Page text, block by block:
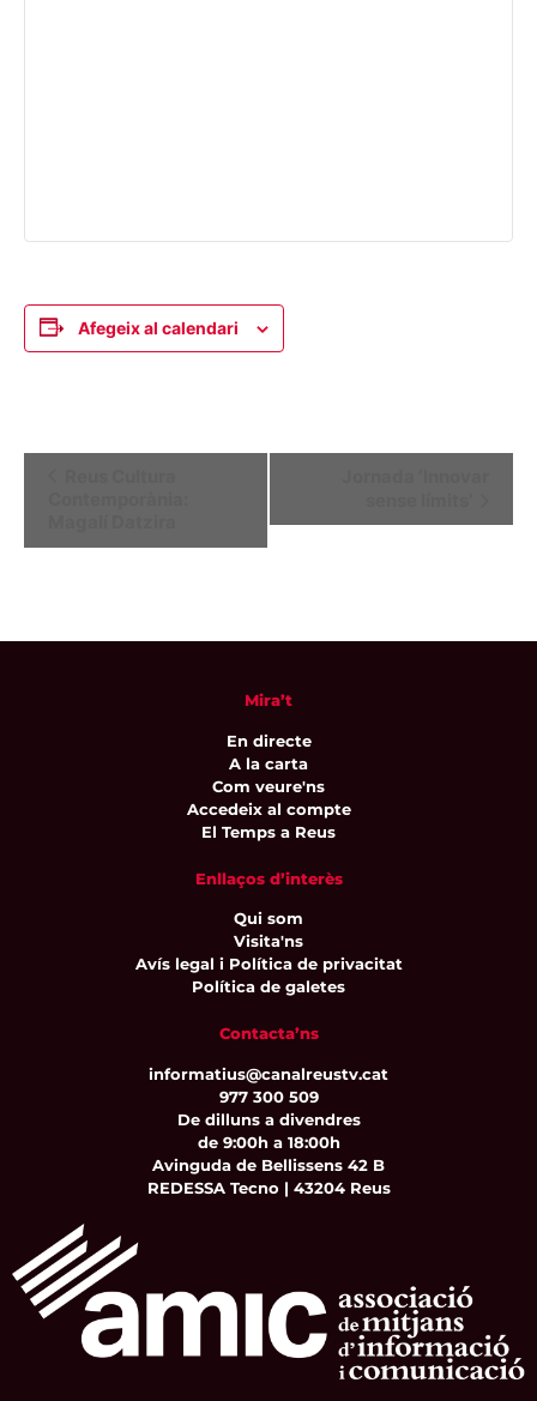
Afegeix al calendari
Mira’t
En directe
A la carta
Com veure'ns
Accedeix al compte
El Temps a Reus
Enllaços d’interès
Qui som
Visita'ns
Avís legal i Política de privacitat
Política de galetes
Contacta’ns
informatius@canalreustv.cat
977 300 509
De dilluns a divendres
de 9:00h a 18:00h
Avinguda de Bellissens 42 B
REDESSA Tecno | 43204 Reus